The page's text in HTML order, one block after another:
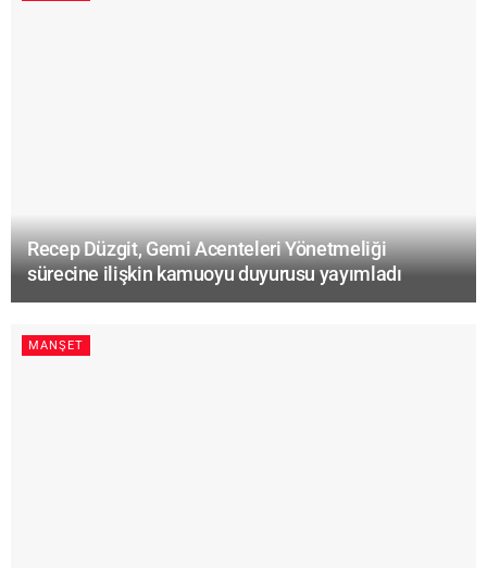
Recep Düzgit, Gemi Acenteleri Yönetmeliği
sürecine ilişkin kamuoyu duyurusu yayımladı
MANŞET